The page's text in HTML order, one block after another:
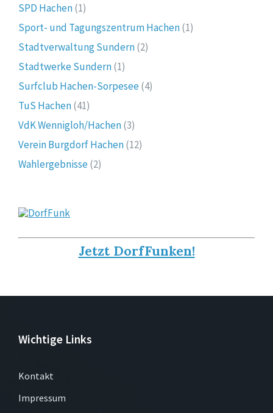
SPD Hachen(1)
Sport- und Tagungszentrum Hachen(1)
Stadtverwaltung Sundern(2)
Stadtwerke Sundern(1)
Surfclub Hachen-Sorpesee(4)
TuS Hachen(41)
VdK Wennigloh/Hachen(3)
Verein Burgdorf Hachen(12)
Wahlergebnisse(2)
Jetzt DorfFunken!
Wichtige Links
Kontakt
Impressum